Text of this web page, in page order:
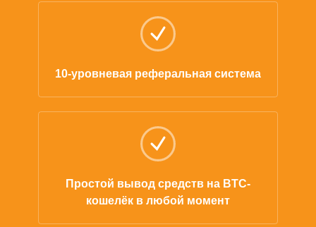
10-уровневая реферальная система
Простой вывод средств на BTC-
кошелёк в любой момент